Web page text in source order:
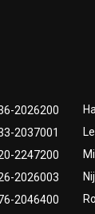
2026200
2037001
2247200
2026003
2046400